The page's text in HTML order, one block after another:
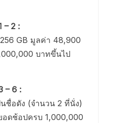
– 2 :
GB มูลค่า 48,900
บาทขึ้นไป
– 6 :
ชื่อดัง (จำนวน 2 ที่นั่ง)
ดช้อปครบ 1,000,000